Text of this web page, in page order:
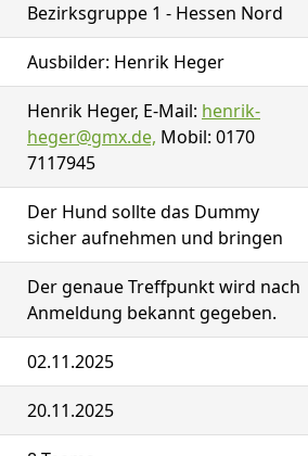
Bezirksgruppe 1 - Hessen Nord
Ausbilder: Henrik Heger
Henrik Heger, E-Mail: henrik-
heger@gmx.de, Mobil: 0170
7117945
Der Hund sollte das Dummy
sicher aufnehmen und bringen
Der genaue Treffpunkt wird nach
Anmeldung bekannt gegeben.
02.11.2025
20.11.2025